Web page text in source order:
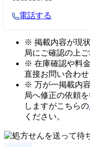
電話する
※ 掲載内容が現
局にご確認の上ご
※ 在庫確認や料
直接お問い合わせ
※ 万が一掲載内
局へ修正の依頼
しますがこちらの
ください。